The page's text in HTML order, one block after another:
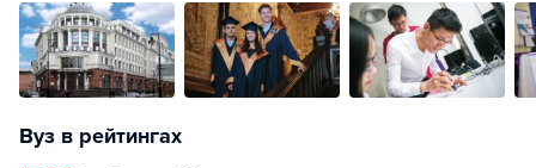
Вуз в рейтингах